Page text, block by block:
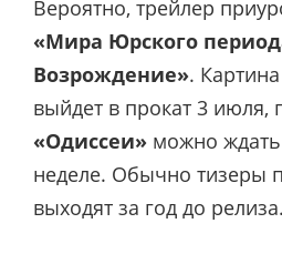
Вероятно, трейлер
«Мира Юрского
Возрождение».
выйдет в прокат 3 июля,
«Одиссеи» можно
неделе. Обычно тизеры
выходят за год до релиза.